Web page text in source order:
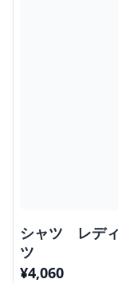
シャツ レデ
ツ
¥4,060